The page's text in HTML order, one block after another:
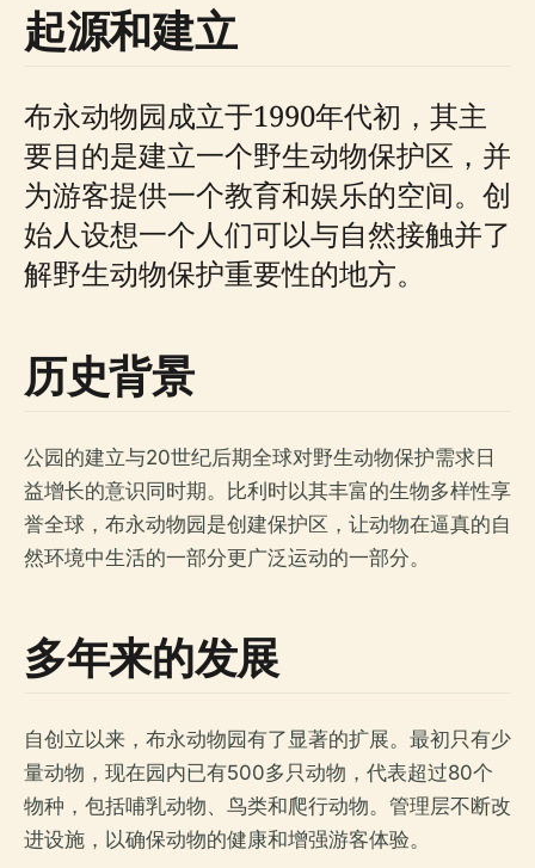
起源和建立
布永动物园成立于1990年代初，其主
要目的是建立一个野生动物保护区，并
为游客提供一个教育和娱乐的空间。创
始人设想一个人们可以与自然接触并了
解野生动物保护重要性的地方。
历史背景
公园的建立与20世纪后期全球对野生动物保护需求日
益增长的意识同时期。比利时以其丰富的生物多样性享
誉全球，布永动物园是创建保护区，让动物在逼真的自
然环境中生活的一部分更广泛运动的一部分。
多年来的发展
自创立以来，布永动物园有了显著的扩展。最初只有少
量动物，现在园内已有500多只动物，代表超过80个
物种，包括哺乳动物、鸟类和爬行动物。管理层不断改
进设施，以确保动物的健康和增强游客体验。